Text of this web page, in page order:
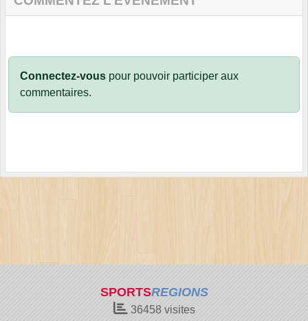
Connectez-vous pour pouvoir participer aux
commentaires.
SPORTSREGIONS
36458visites